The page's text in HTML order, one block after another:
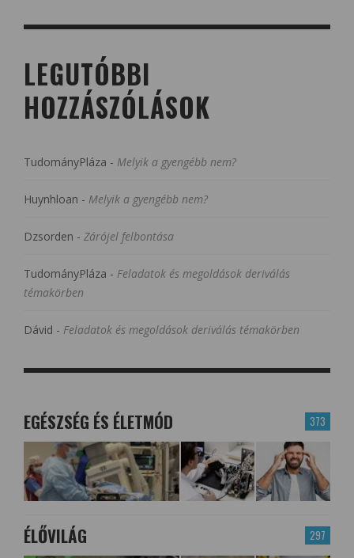
LEGUTÓBBI
HOZZÁSZÓLÁSOK
TudományPláza - Melyik a gyengébb nem?
Huynhloan - Melyik a gyengébb nem?
Dzsorden - Zárójel felbontása
TudományPláza - Feladatok és megoldások deriválás
témakörben
Dávid - Feladatok és megoldások deriválás témakörben
373
EGÉSZSÉG ÉS ÉLETMÓD
297
ÉLŐVILÁG